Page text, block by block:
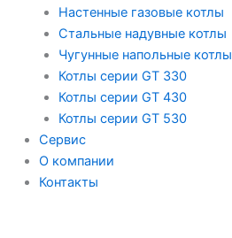
Настенные газовые котлы
Стальные надувные котлы
Чугунные напольные котлы
Котлы серии GT 330
Котлы серии GT 430
Котлы серии GT 530
Сервис
О компании
Контакты